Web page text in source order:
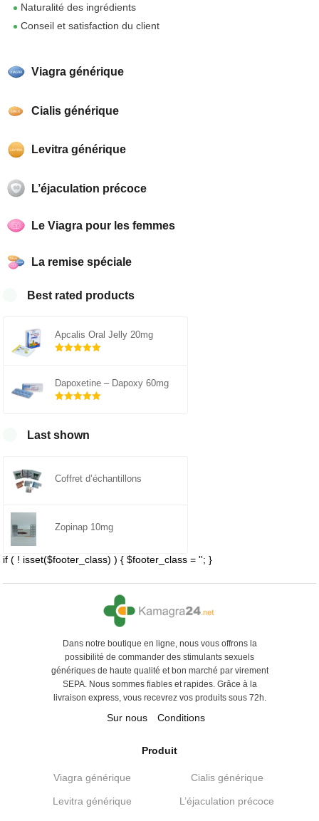
Viagra générique
Cialis générique
Levitra générique
L’éjaculation précoce
Le Viagra pour les femmes
La remise spéciale
Best rated products
Apcalis Oral Jelly 20mg
Dapoxetine – Dapoxy 60mg
Last shown
Coffret d’échantillons
Zopinap 10mg
Naturalité des ingrédients
Conseil et satisfaction du client
if ( ! isset($footer_class) ) { $footer_class = ''; }
Dans notre boutique en ligne, nous vous offrons la
possibilité de commander des stimulants sexuels
génériques de haute qualité et bon marché par virement
SEPA. Nous sommes fiables et rapides. Grâce à la
livraison express, vous recevrez vos produits sous 72h.
Sur nous Conditions
Produit
Viagra générique Cialis générique
Levitra générique L’éjaculation précoce